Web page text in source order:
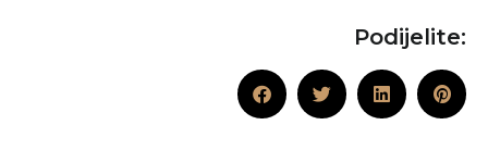
Podijelite: